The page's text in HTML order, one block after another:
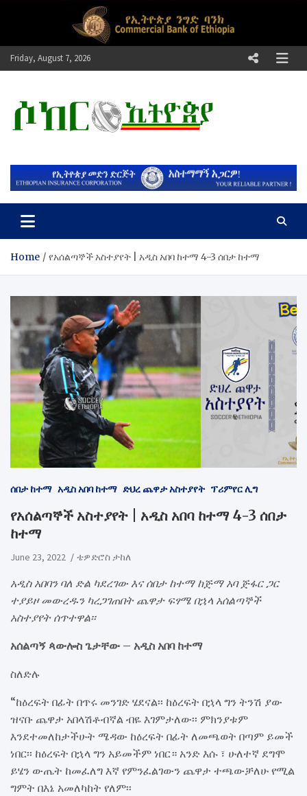
Friday, August 7, 2026
ሶከር ኢትዮጵያ
Home የአሰልጣኞች አስተያየት | አዲስ አበባ ከተማ 4-3 ሰበታ ከተማ
ሰበታ ከተማ አዲስ አበባ ከተማ ድህረ ጨዋታ አስተያየት ፕሪምየር ሊግ
የአሰልጣኞች አስተያየት | አዲስ አበባ ከተማ 4-3 ሰበታ
ከተማ
June 23, 2022 ቴዎድሮስ ታከለ
አዲስ አበባን ባለ ድል ካደረገው እና ሰበታ ከተማ ከጅማ አባ ጅፋር ጋር
ተያይዞ መውረዱን ካረጋገጠበት ጨዋታ ፍፃሜ በኋላ አሰልጣኞች
አስተያየት ሰጥተዋል፡፡
አሰልጣኝ ጳውሎስ ጌታቸው – አዲስ አበባ ከተማ
ስለድሉ
“ከዕረፍት በፊት በጥሩ መንገድ ሄደናል፡፡ ከዕረፍት በኋላ ግን ትንሽ ያው
ዝናቡ ጨዋታ አበላሽቶብኛል ብዬ እገምታለው፡፡ ምክንያቱም
እንደተመለከታችሁት ሜዳው ከዕረፍት በፊት ለመጫወት በጣም ይመች
ነበር፡፡ ከዕረፍት በኋላ ግን አይመችም ነበር። አንድ እሱ ፣ ሁለተኛ ደግሞ
ይሄን ውጤት ከመፈለግ እኛ የምንፈልገውን ጨዋታ ተጫውቻለሁ የሚል
ግምት በእኔ አመለካከት የለም፡፡